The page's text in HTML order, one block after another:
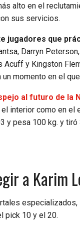
alto en el
sus servicios.
jugadores que
Darryn
Acuff y Kingston
momento en el
al futuro de la
interior como en el
y pesa 100 kg. y
a Karim
especializados,
pick 10 y el 20.